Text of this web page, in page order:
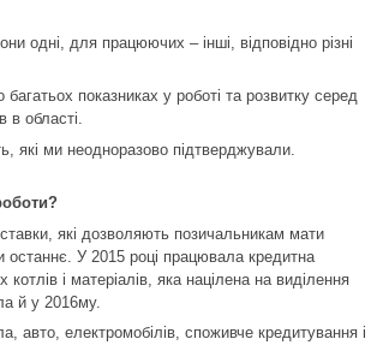
одні, для працюючих – інші, відповідно різні
показниках у роботі та розвитку серед
в області.
які ми неодноразово підтверджували.
які дозволяють позичальникам мати
останнє. У 2015 році працювала кредитна
і матеріалів, яка націлена на виділення
й у 2016му.
авто, електромобілів, споживче кредитування і